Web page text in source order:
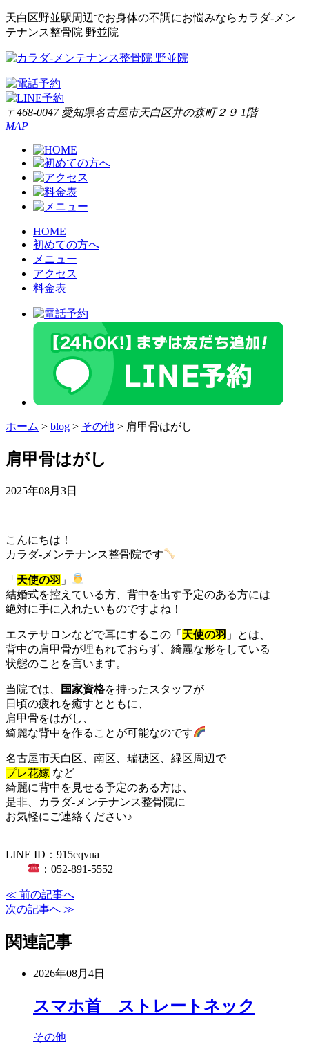
天白区野並駅周辺でお身体の不調にお悩みならカラダ‐メン
テナンス整骨院 野並院
〒468-0047 愛知県名古屋市天白区井の森町２９ 1階
MAP
HOME
初めての方へ
メニュー
アクセス
料金表
ホーム > blog > その他 > 肩甲骨はがし
肩甲骨はがし
2025年08月3日
こんにちは！
カラダ‐メンテナンス整骨院です
「 天使の羽 」
結婚式を控えている方、背中を出す予定のある方には
絶対に手に入れたいものですよね！
エステサロンなどで耳にするこの「 天使の羽 」とは、
背中の肩甲骨が埋もれておらず、綺麗な形をしている
状態のことを言います。
当院では、 国家資格を持ったスタッフが
日頃の疲れを癒すとともに、
肩甲骨をはがし、
綺麗な背中を作ることが可能なのです
名古屋市天白区、南区、瑞穂区、緑区周辺で
プレ花嫁 など
綺麗に背中を見せる予定のある方は、
是非、カラダ‐メンテナンス整骨院に
お気軽にご連絡ください♪
LINE ID：915eqvua
：052-891-5552
≪ 前の記事へ
次の記事へ ≫
関連記事
2026年08月4日
スマホ首 ストレートネック
その他